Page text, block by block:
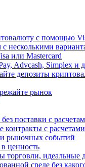
с помощью
несколькими
или Mastercard
Advcash, Simplex и
депозиты
рынок
поставки с
контракты с
рыночных событий
ценность
идеальные
среде без